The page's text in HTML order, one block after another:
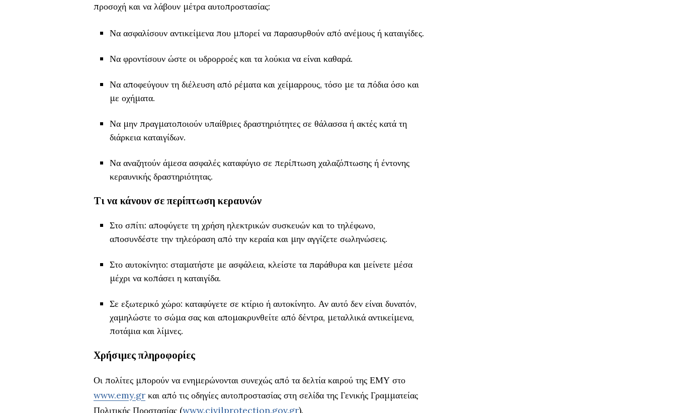
προσοχή και να λάβουν μέτρα αυτοπροστασίας:
Να ασφαλίσουν αντικείμενα που μπορεί να παρασυρθούν από ανέμους ή καταιγίδες.
Να φροντίσουν ώστε οι υδρορροές και τα λούκια να είναι καθαρά.
Να αποφεύγουν τη διέλευση από ρέματα και χείμαρρους, τόσο με τα πόδια όσο και
με οχήματα.
Να μην πραγματοποιούν υπαίθριες δραστηριότητες σε θάλασσα ή ακτές κατά τη
διάρκεια καταιγίδων.
Να αναζητούν άμεσα ασφαλές καταφύγιο σε περίπτωση χαλαζόπτωσης ή έντονης
κεραυνικής δραστηριότητας.
Τι να κάνουν σε περίπτωση κεραυνών
Στο σπίτι: αποφύγετε τη χρήση ηλεκτρικών συσκευών και το τηλέφωνο,
αποσυνδέστε την τηλεόραση από την κεραία και μην αγγίζετε σωληνώσεις.
Στο αυτοκίνητο: σταματήστε με ασφάλεια, κλείστε τα παράθυρα και μείνετε μέσα
μέχρι να κοπάσει η καταιγίδα.
Σε εξωτερικό χώρο: καταφύγετε σε κτίριο ή αυτοκίνητο. Αν αυτό δεν είναι δυνατόν,
χαμηλώστε το σώμα σας και απομακρυνθείτε από δέντρα, μεταλλικά αντικείμενα,
ποτάμια και λίμνες.
Χρήσιμες πληροφορίες
Οι πολίτες μπορούν να ενημερώνονται συνεχώς από τα δελτία καιρού της ΕΜΥ στο
www.emy.gr και από τις οδηγίες αυτοπροστασίας στη σελίδα της Γενικής Γραμματείας
Πολιτικής Προστασίας (www.civilprotection.gov.gr).